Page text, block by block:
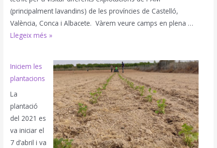
(principalment lavandins) de les províncies de Castelló,
València, Conca i Albacete. Vàrem veure camps en plena …
Viatge
Llegeix més »
Iniciem les
plantacions
La
plantació
del 2021 es
va iniciar el
7 d’abril i va